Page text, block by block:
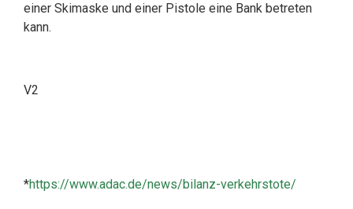
einer Skimaske und einer Pistole eine Bank betreten
kann.
V2
*https://www.adac.de/news/bilanz-verkehrstote/